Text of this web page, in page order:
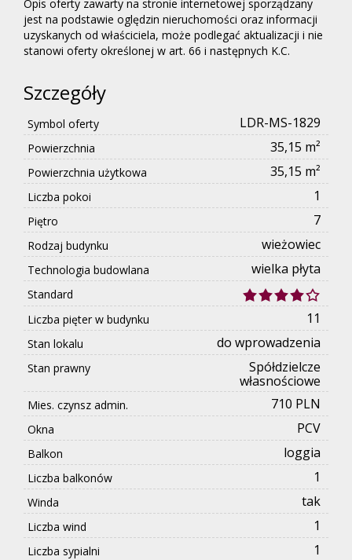
Opis oferty zawarty na stronie internetowej sporządzany
jest na podstawie oględzin nieruchomości oraz informacji
uzyskanych od właściciela, może podlegać aktualizacji i nie
stanowi oferty określonej w art. 66 i następnych K.C.
Szczegóły
Symbol oferty LDR-MS-1829
Powierzchnia 35,15 m²
Powierzchnia użytkowa 35,15 m²
Liczba pokoi 1
Piętro 7
Rodzaj budynku wieżowiec
Technologia budowlana wielka płyta
Standard
Liczba pięter w budynku
11
Stan lokalu do wprowadzenia
Stan prawny
Spółdzielcze
własnościowe
Mies. czynsz admin. 710 PLN
Okna PCV
Balkon loggia
Liczba balkonów 1
Winda tak
Liczba wind 1
Liczba sypialni 1